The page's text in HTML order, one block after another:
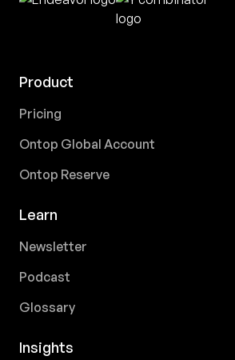
Product
Pricing
Ontop Global Account
Ontop Reserve
Learn
Newsletter
Podcast
Glossary
Insights